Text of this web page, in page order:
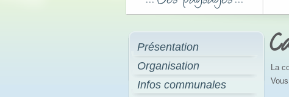
Présentation
Organisation
Infos communales
La